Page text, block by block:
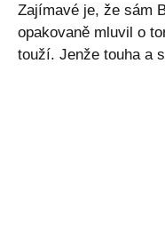
Zajímavé je, že sám
opakovaně mluvil o
touží. Jenže touha a